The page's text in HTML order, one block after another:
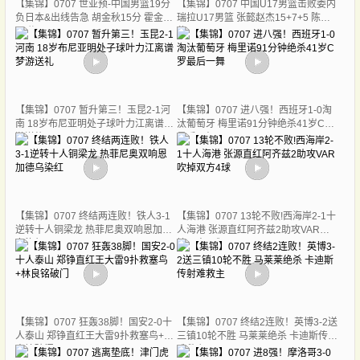
【集锦】0707 世亚预-中国男篮19分
负日本&出线告急 胡金秋15分 霍金森
27分
【集锦】0707 中国U17男篮击败委内
瑞拉U17男篮 张懿赵杰15+7+5 陈昱
休18+7
【集锦】0707 暂升第三！玉昆2-1河
南 18岁布尼亚明处子球叶力江离谱梦
游送礼
【集锦】0707 进八强！西班牙1-0淘
汰葡萄牙 梅里诺91分钟绝杀41岁C罗
最后一舞
【集锦】0707 终结两连败！铁人3-1
逆转十人铜梁龙 热菲尼奥双响恩加德
乌染红
【集锦】0707 13轮不败!西海岸2-1十
人海港 张源直红阿齐兹2助攻VAR吹
掉双方4球
【集锦】0707 狂轰38脚！国安2-0十
人泰山 郑铮直红王大雷9扑救塞鸟+林
良铭破门
【集锦】0707 终结2连败！英博3-2送
三镇10轮不胜 马莱莱绝杀 卡迪斯传射
难救主